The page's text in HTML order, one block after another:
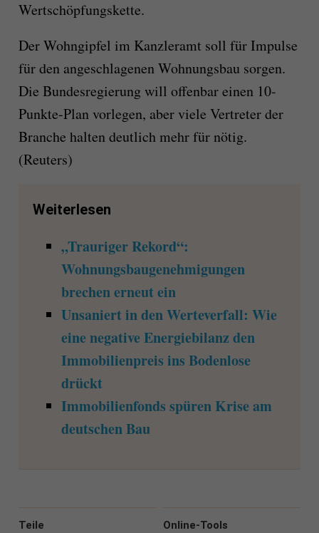
Wertschöpfungskette.
Der Wohngipfel im Kanzleramt soll für Impulse
für den angeschlagenen Wohnungsbau sorgen.
Die Bundesregierung will offenbar einen 10-
Punkte-Plan vorlegen, aber viele Vertreter der
Branche halten deutlich mehr für nötig.
(Reuters)
Weiterlesen
„Trauriger Rekord“:
Wohnungsbaugenehmigungen
brechen erneut ein
Unsaniert in den Werteverfall: Wie
eine negative Energiebilanz den
Immobilienpreis ins Bodenlose
drückt
Immobilienfonds spüren Krise am
deutschen Bau
Online-Tools
Teile